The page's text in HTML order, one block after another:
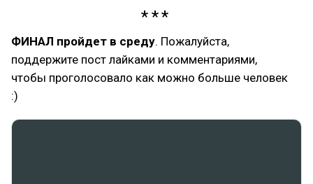
ФИНАЛ пройдет в среду. Пожалуйста,
поддержите пост лайками и комментариями,
чтобы проголосовало как можно больше человек
:)